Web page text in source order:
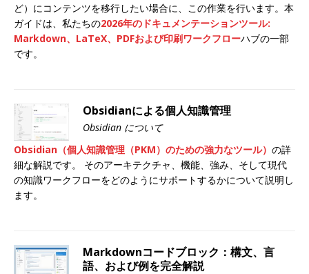
ど）にコンテンツを移行したい場合に、この作業を行います。本
ガイドは、私たちの2026年のドキュメンテーションツール:
Markdown、LaTeX、PDFおよび印刷ワークフローハブの一部
です。
Obsidianによる個人知識管理
Obsidian について
Obsidian （個人知識管理（PKM）のための強力なツール） の詳
細な解説です。 そのアーキテクチャ、機能、強み、そして現代
の知識ワークフローをどのようにサポートするかについて説明し
ます。
Markdownコードブロック：構文、言
語、および例を完全解説